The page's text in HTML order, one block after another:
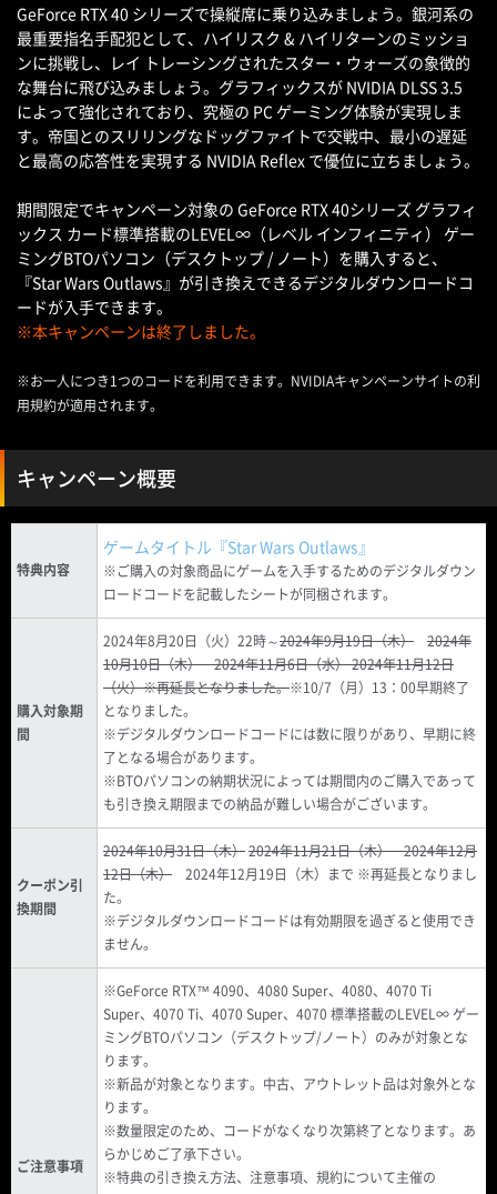
GeForce RTX 40 シリーズで操縦席に乗り込みましょう。銀河系の
最重要指名手配犯として、ハイリスク & ハイリターンのミッショ
ンに挑戦し、レイ トレーシングされたスター・ウォーズの象徴的
な舞台に飛び込みましょう。グラフィックスが NVIDIA DLSS 3.5
によって強化されており、究極の PC ゲーミング体験が実現しま
す。帝国とのスリリングなドッグファイトで交戦中、最小の遅延
と最高の応答性を実現する NVIDIA Reflex で優位に立ちましょう。
期間限定でキャンペーン対象の GeForce RTX 40シリーズ グラフィ
ックス カード標準搭載のLEVEL∞（レベル インフィニティ） ゲー
ミングBTOパソコン（デスクトップ / ノート）を購入すると、
『Star Wars Outlaws』が引き換えできるデジタルダウンロードコ
ードが入手できます。
※本キャンペーンは終了しました。
※お一人につき1つのコードを利用できます。NVIDIAキャンペーンサイトの利
用規約が適用されます。
キャンペーン概要
特典内容
ゲームタイトル『Star Wars Outlaws』
※ご購入の対象商品にゲームを入手するためのデジタルダウン
ロードコードを記載したシートが同梱されます。
購入対象期
間
2024年8月20日（火）22時～2024年9月19日（木）
2024年
10月10日（木） 2024年11月6日（水） 2024年11月12日
（火）※再延長となりました。※10/7（月）13：00早期終了
となりました。
※デジタルダウンロードコードには数に限りがあり、早期に終
了となる場合があります。
※BTOパソコンの納期状況によっては期間内のご購入であって
も引き換え期限までの納品が難しい場合がございます。
クーポン引
換期間
2024年10月31日（木）2024年11月21日（木） 2024年12月
12日（木） 2024年12月19日（木）まで ※再延長となりまし
た。
※デジタルダウンロードコードは有効期限を過ぎると使用でき
ません。
ご注意事項
※GeForce RTX™ 4090、4080 Super、4080、4070 Ti
Super、4070 Ti、4070 Super、4070 標準搭載のLEVEL∞ ゲー
ミングBTOパソコン（デスクトップ/ノート）のみが対象とな
ります。
※新品が対象となります。中古、アウトレット品は対象外とな
ります。
※数量限定のため、コードがなくなり次第終了となります。あ
らかじめご了承下さい。
※特典の引き換え方法、注意事項、規約について主催の